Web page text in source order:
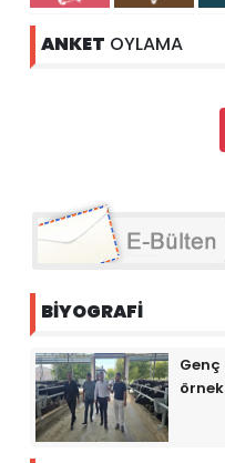
ANKET OYLAMA
BİYOGRAFİ